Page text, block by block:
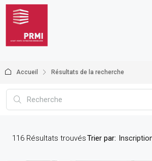
Accueil Résultats de la recherche
116 Résultats trouvésTrier par: